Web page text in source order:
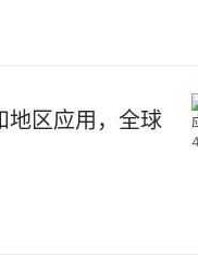
地区应用，全球